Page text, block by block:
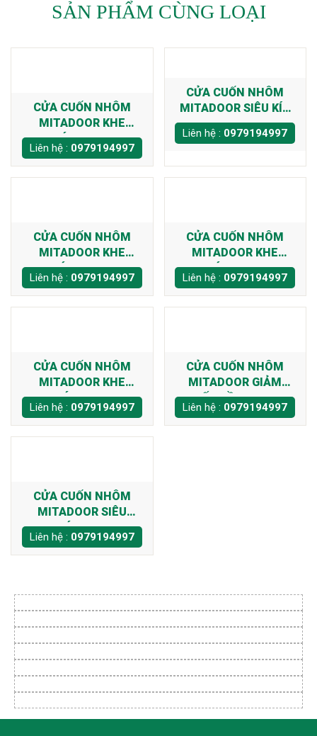
SẢN PHẨM CÙNG LOẠI
CỬA CUỐN NHÔM
MITADOOR KHE
THOÁNG CT5122
Liên hệ : 0979194997
CỬA CUỐN NHÔM
MITADOOR SIÊU KÍN
OT70
Liên hệ : 0979194997
CỬA CUỐN NHÔM
MITADOOR KHE
THOÁNG MT500R
Liên hệ : 0979194997
CỬA CUỐN NHÔM
MITADOOR KHE
THOÁNG VIS 46R
Liên hệ : 0979194997
CỬA CUỐN NHÔM
MITADOOR KHE
THOÁNG MIX 76
Liên hệ : 0979194997
CỬA CUỐN NHÔM
MITADOOR GIẢM
TIẾNG ỒN X205R
Liên hệ : 0979194997
CỬA CUỐN NHÔM
MITADOOR SIÊU
THOÁNG X210R
Liên hệ : 0979194997